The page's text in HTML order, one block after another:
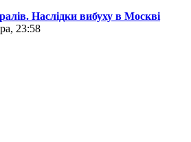
Наслідки вибуху в Москві
23:58